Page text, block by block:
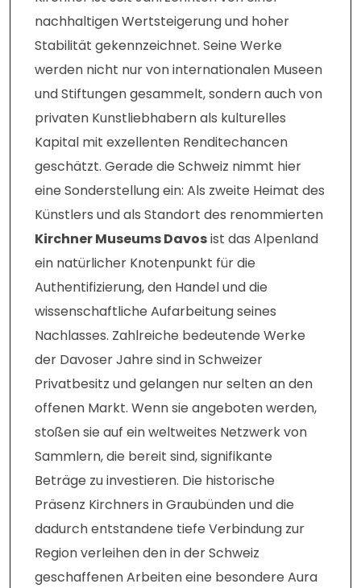
nachhaltigen Wertsteigerung und hoher
Stabilität gekennzeichnet. Seine Werke
werden nicht nur von internationalen Museen
und Stiftungen gesammelt, sondern auch von
privaten Kunstliebhabern als kulturelles
Kapital mit exzellenten Renditechancen
geschätzt. Gerade die Schweiz nimmt hier
eine Sonderstellung ein: Als zweite Heimat des
Künstlers und als Standort des renommierten
Kirchner Museums Davosist das Alpenland
ein natürlicher Knotenpunkt für die
Authentifizierung, den Handel und die
wissenschaftliche Aufarbeitung seines
Nachlasses. Zahlreiche bedeutende Werke
der Davoser Jahre sind in Schweizer
Privatbesitz und gelangen nur selten an den
offenen Markt. Wenn sie angeboten werden,
stoßen sie auf ein weltweites Netzwerk von
Sammlern, die bereit sind, signifikante
Beträge zu investieren. Die historische
Präsenz Kirchners in Graubünden und die
dadurch entstandene tiefe Verbindung zur
Region verleihen den in der Schweiz
geschaffenen Arbeiten eine besondere Aura